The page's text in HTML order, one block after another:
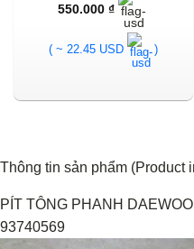
550.000 ₫
( ~ 22.45 USD )
Thông tin sản phẩm (Product
PÍT TÔNG PHANH
93740569